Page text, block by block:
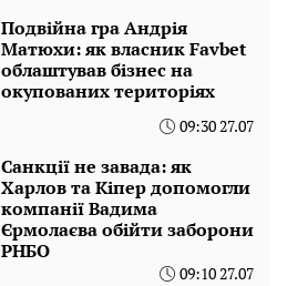
Подвійна гра Андрія
Матюхи: як власник Favbet
облаштував бізнес на
окупованих територіях
09:30 27.07
Санкції не завада: як
Харлов та Кіпер допомогли
компанії Вадима
Єрмолаєва обійти заборони
РНБО
09:10 27.07